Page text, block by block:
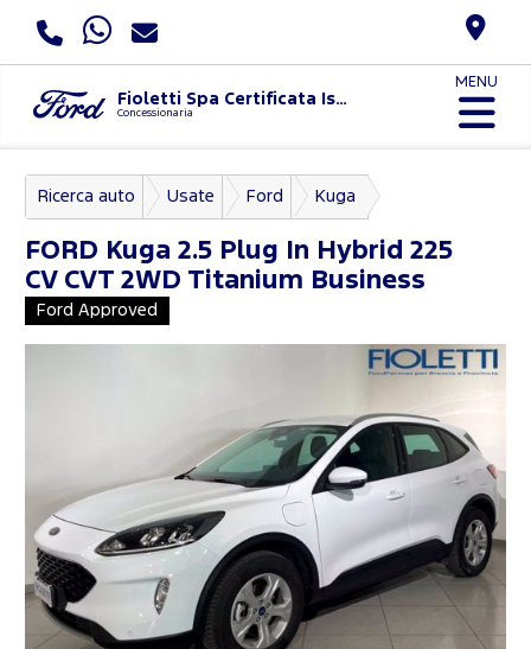
Fioletti Spa Certificata Iso 9001:2015 E Uni Pdr 125:2022
Concessionaria
MENU
Ricerca auto Usate Ford Kuga
FORD Kuga 2.5 Plug In Hybrid 225
CV CVT 2WD Titanium Business
Ford Approved